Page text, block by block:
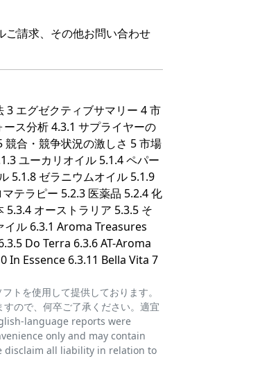
請求、その他お問い合わせ
3 エグゼクティブサマリー 4 市
ス分析 4.3.1 サプライヤーの
競合・競争状況の激しさ 5 市場
ユーカリオイル 5.1.4 ペパー
5.1.8 ゼラニウムオイル 5.1.9
テラピー 5.2.3 医薬品 5.2.4 化
5.3.4 オーストラリア 5.3.5 そ
イル 6.3.1 Aroma Treasures
Do Terra 6.3.6 AT-Aroma
In Essence 6.3.11 Bella Vita 7
トを使用して提供しております。
ので、何卒ご了承ください。適宜
language reports were
only and may contain
disclaim all liability in relation to